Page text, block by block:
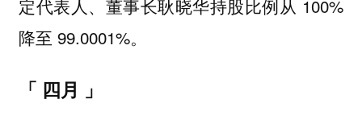
定代表人、董事长耿晓华持股比例从 100%
降至 99.0001%。
「 四月 」